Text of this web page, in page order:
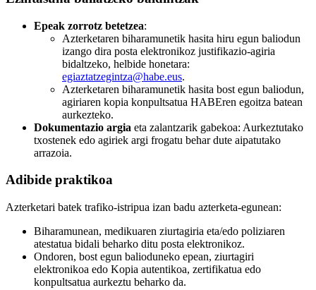
Epeak zorrotz betetzea:
Azterketaren biharamunetik hasita hiru egun baliodun
izango dira posta elektronikoz justifikazio-agiria
bidaltzeko, helbide honetara:
egiaztatzegintza@habe.eus.
Azterketaren biharamunetik hasita bost egun baliodun,
agiriaren kopia konpultsatua HABEren egoitza batean
aurkezteko.
Dokumentazio argia eta zalantzarik gabekoa: Aurkeztutako
txostenek edo agiriek argi frogatu behar dute aipatutako
arrazoia.
Adibide praktikoa
Azterketari batek trafiko-istripua izan badu azterketa-egunean:
Biharamunean, medikuaren ziurtagiria eta/edo poliziaren
atestatua bidali beharko ditu posta elektronikoz.
Ondoren, bost egun balioduneko epean, ziurtagiri
elektronikoa edo Kopia autentikoa, zertifikatua edo
konpultsatua aurkeztu beharko da.